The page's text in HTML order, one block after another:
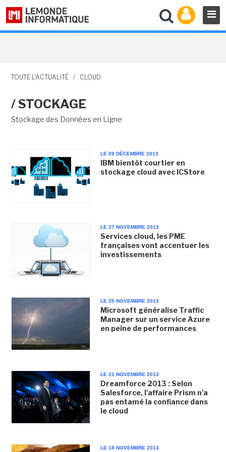
TOUTE L'ACTUALITÉ / CLOUD
/ STOCKAGE
Stockage des Données en Ligne
LE 09 DÉCEMBRE 2013
IBM bientôt courtier en
stockage cloud avec ICStore
LE 27 NOVEMBRE 2013
Services cloud, les PME
françaises vont accentuer les
investissements
LE 25 NOVEMBRE 2013
Microsoft généralise Traffic
Manager sur un service Azure
en peine de performances
LE 21 NOVEMBRE 2013
Dreamforce 2013 : Selon
Salesforce, l'affaire Prism n'a
pas entamé la confiance dans
le cloud
LE 18 NOVEMBRE 2013